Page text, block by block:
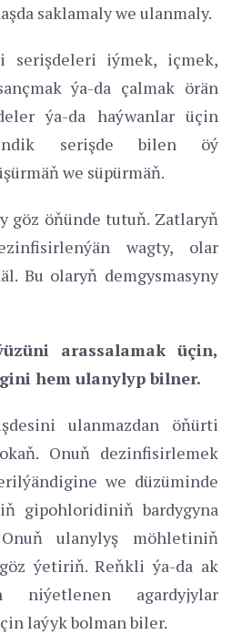
saklamaly we ulanmaly.
serişdeleri iýmek, içmek,
ýa-da çalmak örän
ýa-da haýwanlar üçin
serişde bilen öý
we süpürmäň.
göz öňünde tutuň. Zatlaryň
wagty, olar
Bu olaryň demgysmasyny
arassalamak üçin,
hem ulanylyp bilner.
ulanmazdan öňürti
Onuň dezinfisirlemek
we düzüminde
gipohloridiniň bardygyna
ulanylyş möhletiniň
ýetiriň. Reňkli ýa-da ak
niýetlenen agardyjylar
laýyk bolman biler.